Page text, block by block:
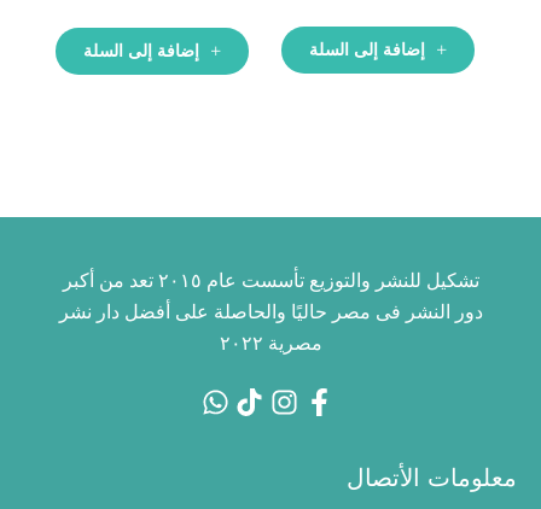
إضافة إلى السلة إضافة إلى السلة
تشكيل للنشر والتوزيع تأسست عام ٢٠١٥ تعد من أكبر
دور النشر فى مصر حاليًا والحاصلة على أفضل دار نشر
مصرية ٢٠٢٢
معلومات الأتصال